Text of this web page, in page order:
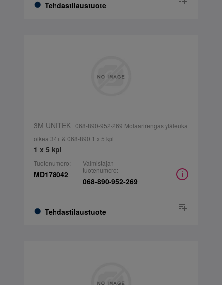
Tehdastilaustuote
3M UNITEK| 068-890-952-269 Molaarirengas yläleuka
oikea 34+ & 068-890 1 x 5 kpl
1 x 5 kpl
Tuotenumero:
MD178042
Tehdastilaustuote
Valmistajan
tuotenumero:
068-890-952-269